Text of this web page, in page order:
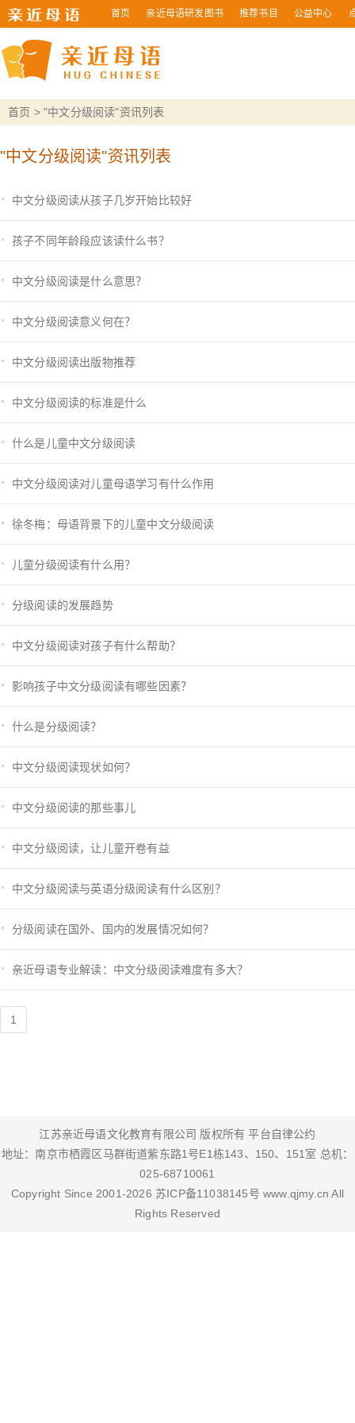
首页 亲近母语研发图书 推荐书目 公益中心
首页 > "中文分级阅读"资讯列表
"中文分级阅读"资讯列表
中文分级阅读从孩子几岁开始比较好
孩子不同年龄段应该读什么书？
中文分级阅读是什么意思？
中文分级阅读意义何在？
中文分级阅读出版物推荐
中文分级阅读的标准是什么
什么是儿童中文分级阅读
中文分级阅读对儿童母语学习有什么作用
徐冬梅：母语背景下的儿童中文分级阅读
儿童分级阅读有什么用？
分级阅读的发展趋势
中文分级阅读对孩子有什么帮助？
影响孩子中文分级阅读有哪些因素？
什么是分级阅读？
中文分级阅读现状如何？
中文分级阅读的那些事儿
中文分级阅读，让儿童开卷有益
中文分级阅读与英语分级阅读有什么区别？
分级阅读在国外、国内的发展情况如何？
亲近母语专业解读：中文分级阅读难度有多大？
1
江苏亲近母语文化教育有限公司 版权所有平台自律公约
地址：南京市栖霞区马群街道紫东路1号E1栋143、150、151室 总机：
025-68710061
Copyright Since 2001-2026 苏ICP备11038145号 www.qjmy.cn All
Rights Reserved